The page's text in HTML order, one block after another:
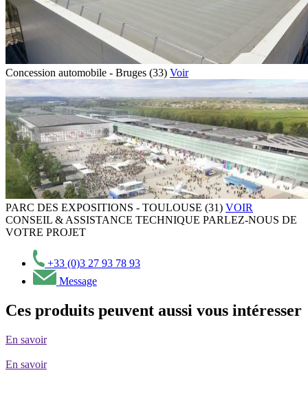
Concession automobile - Bruges (33) Voir
PARC DES EXPOSITIONS - TOULOUSE (31) VOIR
CONSEIL & ASSISTANCE TECHNIQUE PARLEZ-NOUS DE
VOTRE PROJET
+33 (0)3 27 93 78 93
Message
Ces produits peuvent aussi vous intéresser
En savoir
En savoir